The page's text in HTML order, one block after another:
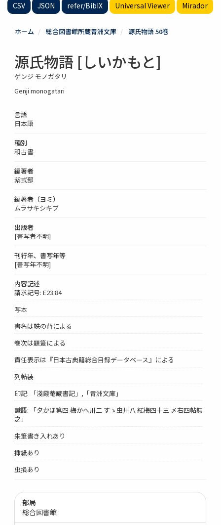
CSV JSON refer/BibIX Universal Viewer Mirador
ホーム 総合図書館所蔵青洲文庫 源氏物語 50巻
源氏物語 [しいかもと]
ゲンジ モノガタリ
Genji monogatari
言語
日本語
種別
和古書
編著者
紫式部
編著者（ヨミ）
ムラサキシキブ
出版者
[書写者不明]
刊行年、書写年等
[書写年不明]
内容記述
請求記号: E23:84
写本
書名は帙の背による
巻次は題簽による
責任表示は『日本古典籍総合目録データベース』による
列帖装
印記: 「淺霞菴藏書記」,「青洲文庫」
識語: 「夕かほ第四 梅かへ卅二 すゝ虫卅八 紅梅四十三 〆右四帖無
之」
朱筆書き入れあり
挿紙あり
虫損あり
部局
総合図書館